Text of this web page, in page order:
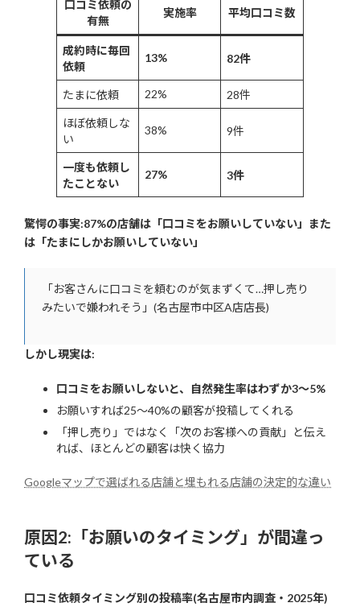
口コミ依頼の
有無
実施率 平均口コミ数
成約時に毎回
依頼
13% 82件
たまに依頼 22% 28件
ほぼ依頼しな
い
38% 9件
一度も依頼し
たことない
27% 3件
驚愕の事実:87%の店舗は「口コミをお願いしていない」また
は「たまにしかお願いしていない」
「お客さんに口コミを頼むのが気まずくて…押し売り
みたいで嫌われそう」(名古屋市中区A店店長)
しかし現実は:
口コミをお願いしないと、自然発生率はわずか3〜5%
お願いすれば25〜40%の顧客が投稿してくれる
「押し売り」ではなく「次のお客様への貢献」と伝え
れば、ほとんどの顧客は快く協力
Googleマップで選ばれる店舗と埋もれる店舗の決定的な違い
原因2:「お願いのタイミング」が間違っ
ている
口コミ依頼タイミング別の投稿率(名古屋市内調査・2025年)